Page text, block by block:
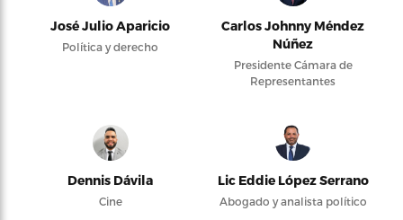
José Julio Aparicio
Política y derecho
Carlos Johnny Méndez
Núñez
Presidente Cámara de
Representantes
Dennis Dávila
Cine
Lic Eddie López Serrano
Abogado y analista político